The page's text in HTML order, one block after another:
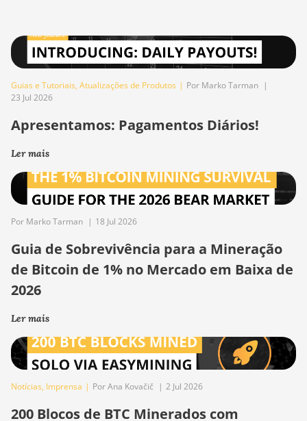
Guias e Tutoriais, Atualizações de Produtos | Por Marko Tarman |
23 Jul 2026
Apresentamos: Pagamentos Diários!
Ler mais
Por Marko Tarman | 18 Jul 2026
Guia de Sobrevivência para a Mineração
de Bitcoin de 1% no Mercado em Baixa de
2026
Ler mais
Notícias, Imprensa | Por Ana Kovačič | 2 Jul 2026
200 Blocos de BTC Minerados com